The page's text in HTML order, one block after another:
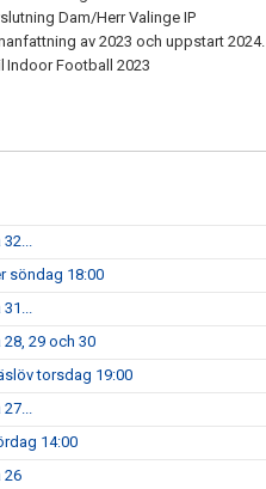
Dam/Herr Valinge IP
av 2023 och uppstart 2024.
Indoor Football 2023
söndag 18:00
29 och 30
torsdag 19:00
14:00
26